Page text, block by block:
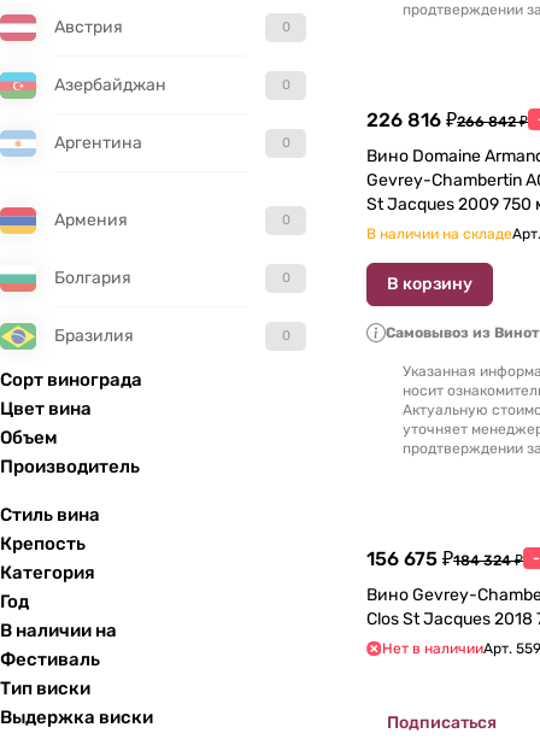
Австрия 0
Азербайджан 0
Аргентина 0
Армения 0
Болгария 0
Бразилия 0
Великобритания
Гватемала
Германия
Греция
Грузия
Сорт винограда
Цвет вина
Объем
Производитель
Стиль вина
Крепость
Категория
Год
В наличии на
Фестиваль
Тип виски
Выдержка виски
продтверждении
226 816 ₽266 842 ₽
Вино Domaine
Gevrey-Сhambertin AOC
St Jacques 2009
В наличии на складеАрт.
В корзину
Самовывоз из
Указанная
носит
Актуальную
уточняет
продтверждении
156 675 ₽184 324 ₽ -
Вино Gevrey-
Clos St
Нет в наличииАрт.
Подписаться